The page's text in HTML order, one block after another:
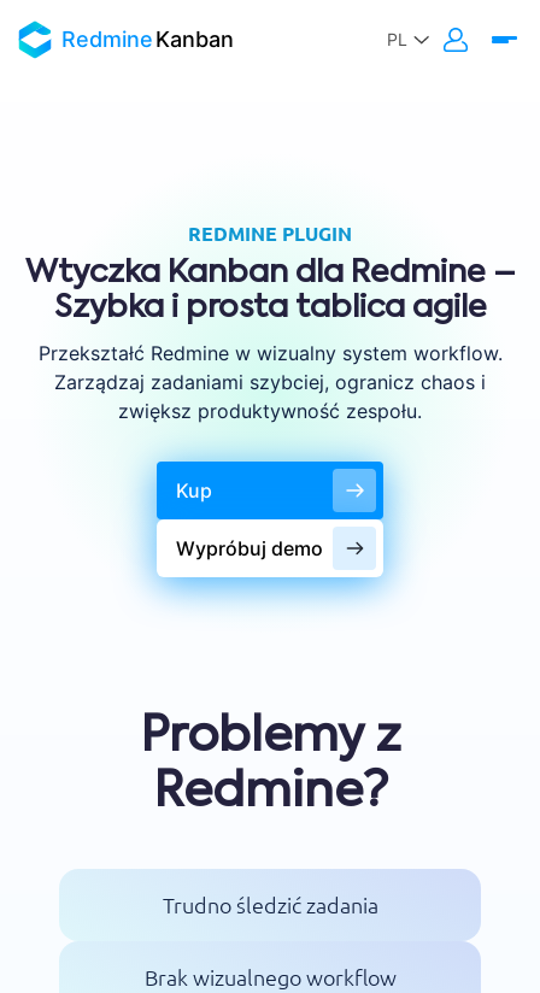
RedmineKanban
REDMINE PLUGIN
Wtyczka Kanban dla Redmine –
Szybka i prosta tablica agile
Przekształć Redmine w wizualny system workflow.
Zarządzaj zadaniami szybciej, ogranicz chaos i
zwiększ produktywność zespołu.
Kup
Wypróbuj demo
Problemy z
Redmine?
Trudno śledzić zadania
Brak wizualnego workflow